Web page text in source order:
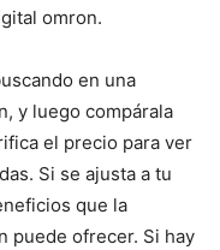
omron.
en una
y luego compárala
el precio para ver
Si se ajusta a tu
que la
puede ofrecer. Si hay